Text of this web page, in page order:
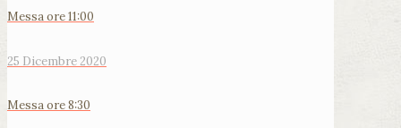
Messa ore 11:00
25 Dicembre 2020
Messa ore 8:30